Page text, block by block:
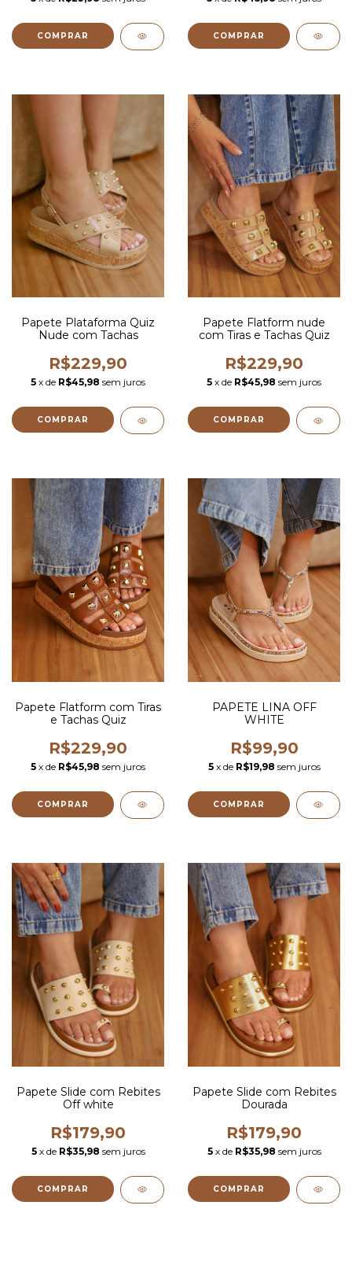
COMPRAR COMPRAR
Papete Plataforma Quiz
Nude com Tachas
R$229,90
5 x de R$45,98 sem juros
COMPRAR
Papete Flatform nude
com Tiras e Tachas Quiz
R$229,90
5 x de R$45,98 sem juros
COMPRAR
Papete Flatform com Tiras
e Tachas Quiz
R$229,90
5 x de R$45,98 sem juros
COMPRAR
PAPETE LINA OFF
WHITE
R$99,90
5 x de R$19,98 sem juros
COMPRAR
Papete Slide com Rebites
Off white
R$179,90
5 x de R$35,98 sem juros
COMPRAR
Papete Slide com Rebites
Dourada
R$179,90
5 x de R$35,98 sem juros
COMPRAR